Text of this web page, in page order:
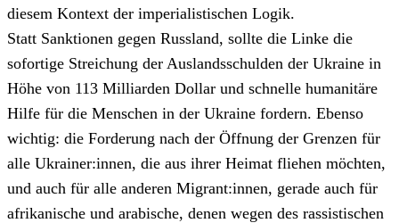
diesem Kontext der imperialistischen Logik.
Statt Sanktionen gegen Russland, sollte die Linke die
sofortige Streichung der Auslandsschulden der Ukraine in
Höhe von 113 Milliarden Dollar und schnelle humanitäre
Hilfe für die Menschen in der Ukraine fordern. Ebenso
wichtig: die Forderung nach der Öffnung der Grenzen für
alle Ukrainer:innen, die aus ihrer Heimat fliehen möchten,
und auch für alle anderen Migrant:innen, gerade auch für
afrikanische und arabische, denen wegen des rassistischen